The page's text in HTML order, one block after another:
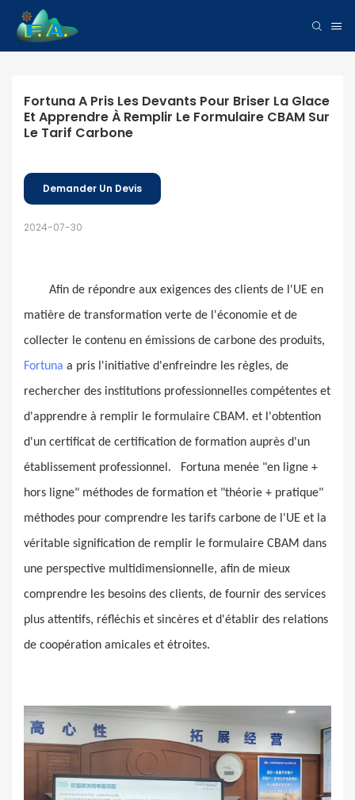
Fortuna A Pris Les Devants Pour Briser La Glace
Et Apprendre À Remplir Le Formulaire CBAM Sur
Le Tarif Carbone
Demander Un Devis
2024-07-30
Afin de répondre aux exigences des clients de l'UE en
matière de transformation verte de l'économie et de
collecter le contenu en émissions de carbone des produits,
Fortuna a pris l'initiative d'enfreindre les règles, de
rechercher des institutions professionnelles compétentes et
d'apprendre à remplir le formulaire CBAM. et l'obtention
d'un certificat de certification de formation auprès d'un
établissement professionnel.
Fortuna menée "en ligne +
hors ligne" méthodes de formation et "théorie + pratique"
méthodes pour comprendre les tarifs carbone de l'UE et la
véritable signification de remplir le formulaire CBAM dans
une perspective multidimensionnelle, afin de mieux
comprendre les besoins des clients, de fournir des services
plus attentifs, réfléchis et sincères et d'établir des relations
de coopération amicales et étroites.